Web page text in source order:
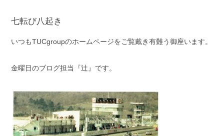
スタッフ紹介
特別作業 注文販売
買取無料査定
リクルート リンク
スタッフブログ 納車情報
七転び八起き
いつもTUCgroupのホームページをご覧戴き有難う御座います。
金曜日のブログ担当『辻』です。